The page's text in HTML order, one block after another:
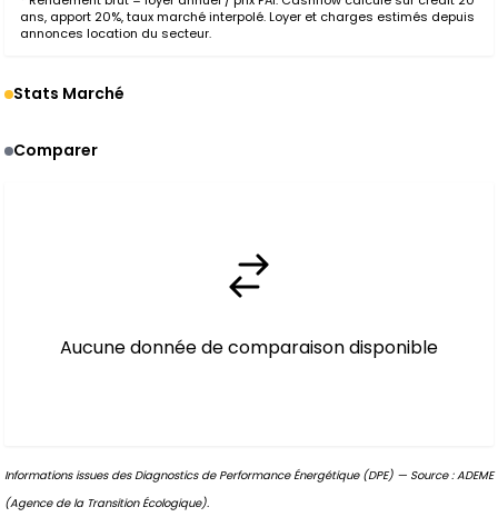
ans, apport 20%, taux marché interpolé. Loyer et charges estimés depuis
annonces location du secteur.
Stats Marché
Comparer
Aucune donnée de comparaison disponible
Informations issues des Diagnostics de Performance Énergétique (DPE) — Source : ADEME
(Agence de la Transition Écologique).